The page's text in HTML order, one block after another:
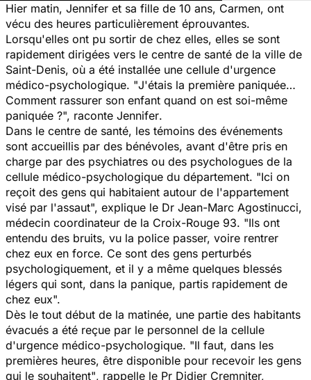
Hier matin, Jennifer et sa fille de 10 ans, Carmen, ont
vécu des heures particulièrement éprouvantes.
Lorsqu'elles ont pu sortir de chez elles, elles se sont
rapidement dirigées vers le centre de santé de la ville de
Saint-Denis, où a été installée une cellule d'urgence
médico-psychologique. "J'étais la première paniquée…
Comment rassurer son enfant quand on est soi-même
paniquée ?", raconte Jennifer.
Dans le centre de santé, les témoins des événements
sont accueillis par des bénévoles, avant d'être pris en
charge par des psychiatres ou des psychologues de la
cellule médico-psychologique du département. "Ici on
reçoit des gens qui habitaient autour de l'appartement
visé par l'assaut", explique le Dr Jean-Marc Agostinucci,
médecin coordinateur de la Croix-Rouge 93. "Ils ont
entendu des bruits, vu la police passer, voire rentrer
chez eux en force. Ce sont des gens perturbés
psychologiquement, et il y a même quelques blessés
légers qui sont, dans la panique, partis rapidement de
chez eux".
Dès le tout début de la matinée, une partie des habitants
évacués a été reçue par le personnel de la cellule
d'urgence médico-psychologique. "Il faut, dans les
premières heures, être disponible pour recevoir les gens
qui le souhaitent", rappelle le Pr Didier Cremniter,